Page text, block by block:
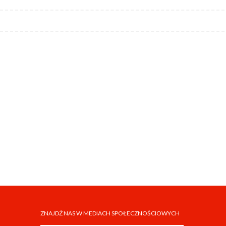
ZNAJDŹ NAS W MEDIACH SPOŁECZNOŚCIOWYCH